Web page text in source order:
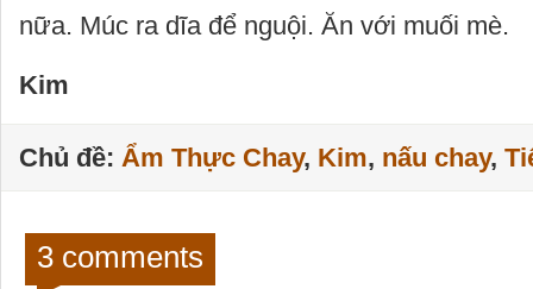
nữa. Múc ra dĩa để nguội. Ăn với muối mè.
Kim
Chủ đề: Ẩm Thực Chay, Kim, nấu chay,
3 comments